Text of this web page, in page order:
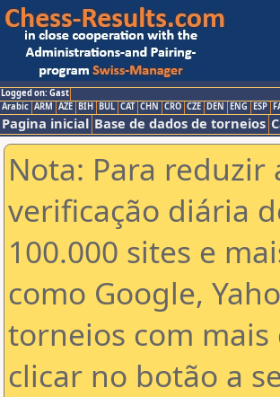
Logged on: Gast
Arabic ARM AZE BIH BUL CAT CHN CRO CZE DEN ENG ESP
Pagina inicial Base de dados de torneios
Nota: Para
verificação diária
100.000 sites e
como Google,
torneios com mais
clicar no botão a